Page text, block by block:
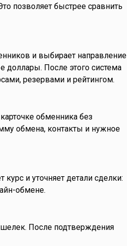
позволяет быстрее сравнить
и выбирает направление
доллары. После этого система
резервами и рейтингом.
обменника без
обмена, контакты и нужное
и уточняет детали сделки:
обмене.
После подтверждения